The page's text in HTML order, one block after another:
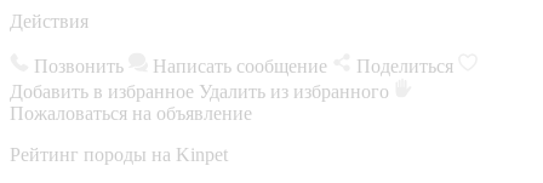
Действия
Позвонить Написать сообщение
Поделиться
Добавить в избранное Удалить из избранного
Пожаловаться на объявление
Рейтинг породы на Kinpet